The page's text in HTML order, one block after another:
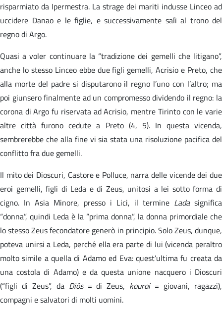
risparmiato da Ipermestra. La strage dei mariti indusse Linceo ad
uccidere Danao e le figlie, e successivamente salì al trono del
regno di Argo.
Quasi a voler continuare la “tradizione dei gemelli che litigano”,
anche lo stesso Linceo ebbe due figli gemelli, Acrisio e Preto, che
alla morte del padre si disputarono il regno l’uno con l’altro; ma
poi giunsero finalmente ad un compromesso dividendo il regno: la
corona di Argo fu riservata ad Acrisio, mentre Tirinto con le varie
altre città furono cedute a Preto (4, 5). In questa vicenda,
sembrerebbe che alla fine vi sia stata una risoluzione pacifica del
conflitto fra due gemelli.
Il mito dei Dioscuri, Castore e Polluce, narra delle vicende dei due
eroi gemelli, figli di Leda e di Zeus, unitosi a lei sotto forma di
cigno. In Asia Minore, presso i Lici, il termine Lada significa
“donna”, quindi Leda è la “prima donna”, la donna primordiale che
lo stesso Zeus fecondatore generò in principio. Solo Zeus, dunque,
poteva unirsi a Leda, perché ella era parte di lui (vicenda peraltro
molto simile a quella di Adamo ed Eva: quest’ultima fu creata da
una costola di Adamo) e da questa unione nacquero i Dioscuri
(“figli di Zeus”, da Diòs = di Zeus, kouroi = giovani, ragazzi),
compagni e salvatori di molti uomini.